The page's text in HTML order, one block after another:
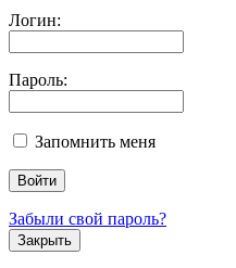
Логин:
Пароль:
Запомнить меня
Забыли свой пароль?
Закрыть